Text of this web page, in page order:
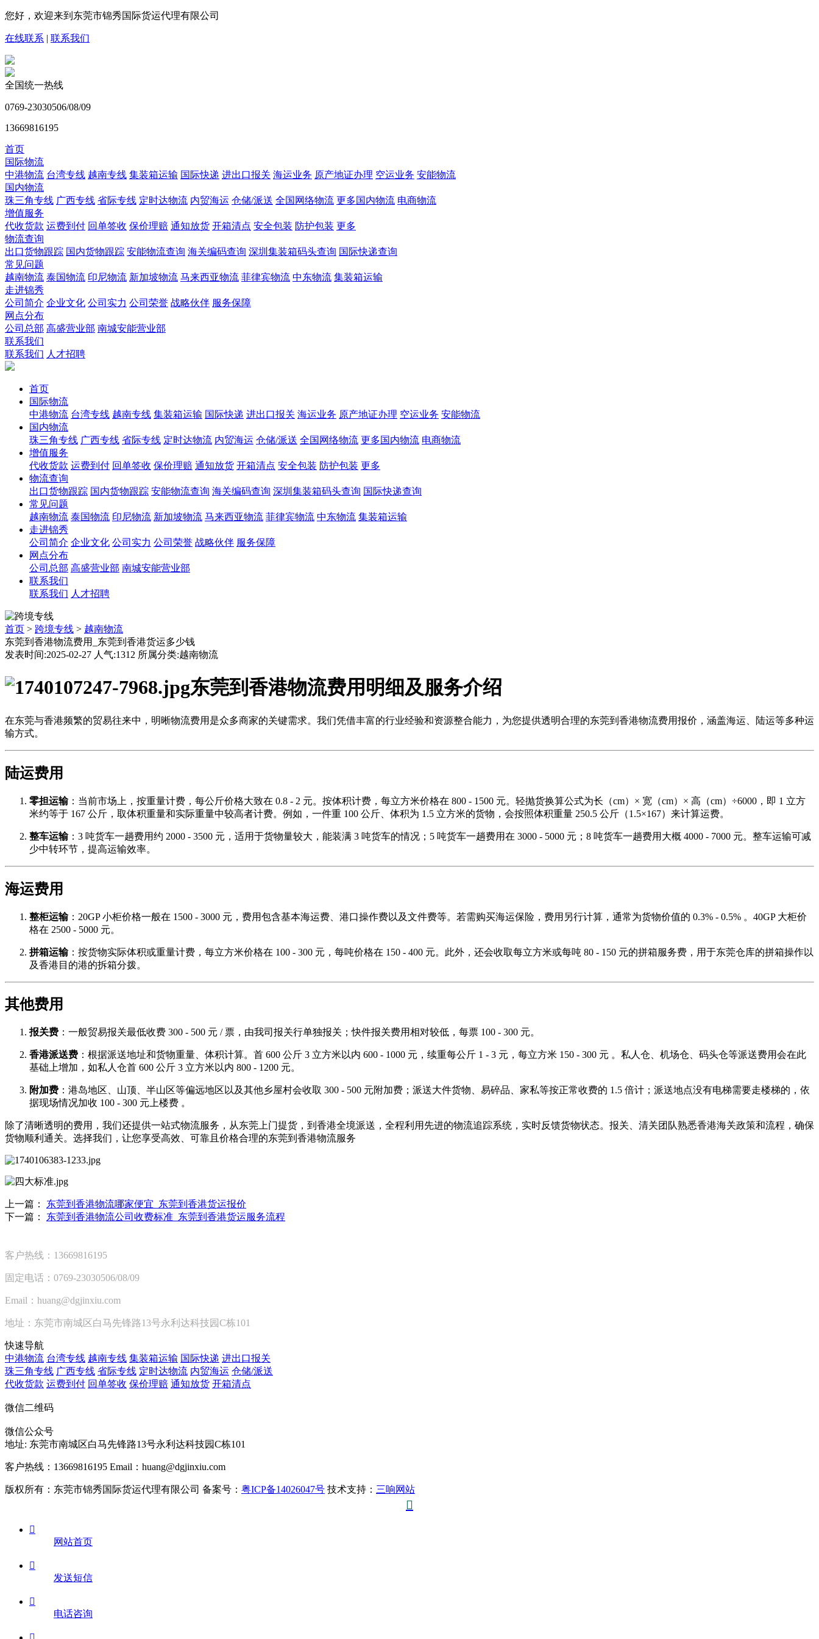
您好，欢迎来到东莞市锦秀国际货运代理有限公司
在线联系 | 联系我们
全国统一热线
0769-23030506/08/09
13669816195
首页
国际物流
中港物流 台湾专线 越南专线 集装箱运输 国际快递 进出口报关 海运业务 原产地证办理 空运业务 安能物流
国内物流
珠三角专线 广西专线 省际专线 定时达物流 内贸海运 仓储/派送 全国网络物流 更多国内物流 电商物流
增值服务
代收货款 运费到付 回单签收 保价理赔 通知放货 开箱清点 安全包装 防护包装 更多
物流查询
出口货物跟踪 国内货物跟踪 安能物流查询 海关编码查询 深圳集装箱码头查询 国际快递查询
常见问题
越南物流 泰国物流 印尼物流 新加坡物流 马来西亚物流 菲律宾物流 中东物流 集装箱运输
走进锦秀
公司简介 企业文化 公司实力 公司荣誉 战略伙伴 服务保障
网点分布
公司总部 高盛营业部 南城安能营业部
联系我们
联系我们 人才招聘
首页
国际物流
中港物流 台湾专线 越南专线 集装箱运输 国际快递 进出口报关 海运业务 原产地证办理 空运业务 安能物流
国内物流
珠三角专线 广西专线 省际专线 定时达物流 内贸海运 仓储/派送 全国网络物流 更多国内物流 电商物流
增值服务
代收货款 运费到付 回单签收 保价理赔 通知放货 开箱清点 安全包装 防护包装 更多
物流查询
出口货物跟踪 国内货物跟踪 安能物流查询 海关编码查询 深圳集装箱码头查询 国际快递查询
常见问题
越南物流 泰国物流 印尼物流 新加坡物流 马来西亚物流 菲律宾物流 中东物流 集装箱运输
走进锦秀
公司简介 企业文化 公司实力 公司荣誉 战略伙伴 服务保障
网点分布
公司总部 高盛营业部 南城安能营业部
联系我们
联系我们 人才招聘
首页 > 跨境专线 > 越南物流
东莞到香港物流费用_东莞到香港货运多少钱
发表时间:2025-02-27 人气:1312 所属分类:越南物流
东莞到香港物流费用明细及服务介绍
在东莞与香港频繁的贸易往来中，明晰物流费用是众多商家的关键需求。我们凭借丰富的行业经验和资源整合能力，为您提供透明合理的东莞到香港物流费用报价，涵盖海运、陆运等多种运
输方式。
陆运费用
零担运输：当前市场上，按重量计费，每公斤价格大致在 0.8 - 2 元。按体积计费，每立方米价格在 800 - 1500 元。轻抛货换算公式为长（cm）× 宽（cm）× 高（cm）÷6000，即 1 立方
米约等于 167 公斤，取体积重量和实际重量中较高者计费。例如，一件重 100 公斤、体积为 1.5 立方米的货物，会按照体积重量 250.5 公斤（1.5×167）来计算运费。
整车运输：3 吨货车一趟费用约 2000 - 3500 元，适用于货物量较大，能装满 3 吨货车的情况；5 吨货车一趟费用在 3000 - 5000 元；8 吨货车一趟费用大概 4000 - 7000 元。整车运输可减
少中转环节，提高运输效率。
海运费用
整柜运输：20GP 小柜价格一般在 1500 - 3000 元，费用包含基本海运费、港口操作费以及文件费等。若需购买海运保险，费用另行计算，通常为货物价值的 0.3% - 0.5% 。40GP 大柜价
格在 2500 - 5000 元。
拼箱运输：按货物实际体积或重量计费，每立方米价格在 100 - 300 元，每吨价格在 150 - 400 元。此外，还会收取每立方米或每吨 80 - 150 元的拼箱服务费，用于东莞仓库的拼箱操作以
及香港目的港的拆箱分拨。
其他费用
报关费 ：一般贸易报关最低收费 300 - 500 元 / 票，由我司报关行单独报关；快件报关费用相对较低，每票 100 - 300 元。
香港派送费 ：根据派送地址和货物重量、体积计算。首 600 公斤 3 立方米以内 600 - 1000 元，续重每公斤 1 - 3 元，每立方米 150 - 300 元 。私人仓、机场仓、码头仓等派送费用会在此
基础上增加，如私人仓首 600 公斤 3 立方米以内 800 - 1200 元。
附加费 ：港岛地区、山顶、半山区等偏远地区以及其他乡屋村会收取 300 - 500 元附加费；派送大件货物、易碎品、家私等按正常收费的 1.5 倍计；派送地点没有电梯需要走楼梯的，依
据现场情况加收 100 - 300 元上楼费 。
除了清晰透明的费用，我们还提供一站式物流服务，从东莞上门提货，到香港全境派送，全程利用先进的物流追踪系统，实时反馈货物状态。报关、清关团队熟悉香港海关政策和流程，确保
货物顺利通关。选择我们，让您享受高效、可靠且价格合理的东莞到香港物流服务
上一篇： 东莞到香港物流哪家便宜_东莞到香港货运报价
下一篇： 东莞到香港物流公司收费标准_东莞到香港货运服务流程
客户热线：13669816195
固定电话：0769-23030506/08/09
Email：huang@dgjinxiu.com
地址：东莞市南城区白马先锋路13号永利达科技园C栋101
快速导航
中港物流 台湾专线 越南专线 集装箱运输 国际快递 进出口报关
珠三角专线 广西专线 省际专线 定时达物流 内贸海运 仓储/派送
代收货款 运费到付 回单签收 保价理赔 通知放货 开箱清点
微信二维码
微信公众号
地址: 东莞市南城区白马先锋路13号永利达科技园C栋101
客户热线：13669816195 Email：huang@dgjinxiu.com
版权所有：东莞市锦秀国际货运代理有限公司 备案号： 粤ICP备14026047号 技术支持： 三响网站


网站首页

发送短信

电话咨询